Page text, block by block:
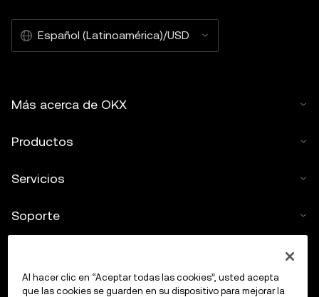
Español (Latinoamérica)/USD
Más acerca de OKX
Productos
Servicios
Soporte
Calculadora de criptomonedas
Al hacer clic en “Aceptar todas las cookies”, usted acepta
que las cookies se guarden en su dispositivo para mejorar la